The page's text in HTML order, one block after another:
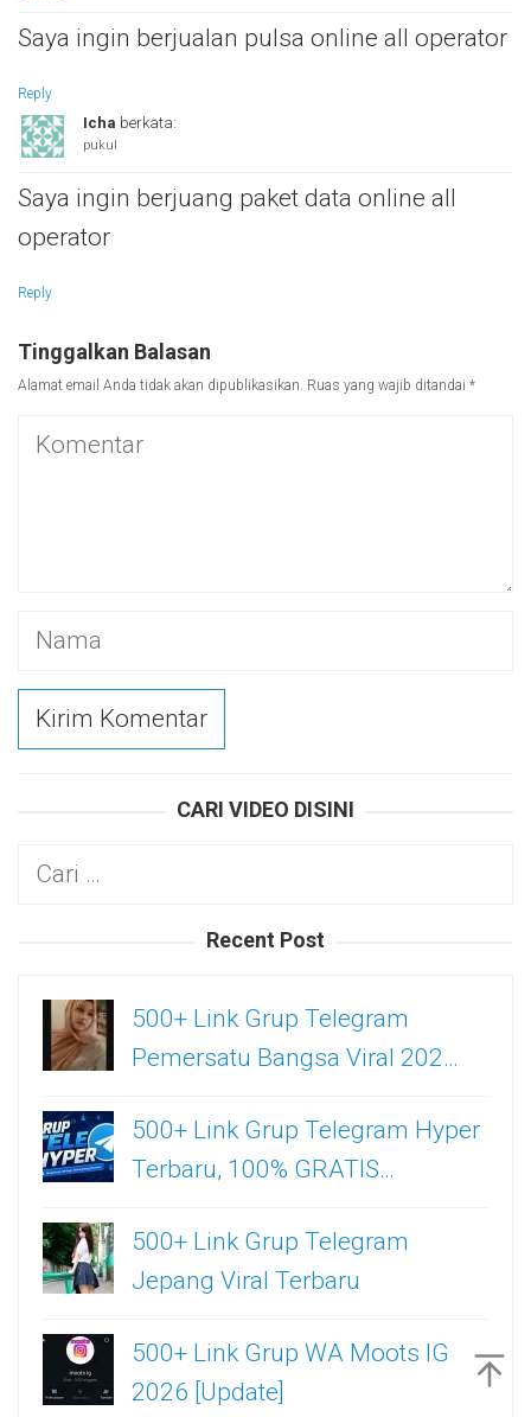
Saya ingin berjualan pulsa online all operator
Reply
Icha berkata:
pukul
Saya ingin berjuang paket data online all
operator
Reply
Tinggalkan Balasan
Alamat email Anda tidak akan dipublikasikan. Ruas yang wajib ditandai *
CARI VIDEO DISINI
Cari
Recent Post
500+ Link Grup Telegram
Pemersatu Bangsa Viral 202…
500+ Link Grup Telegram Hyper
Terbaru, 100% GRATIS…
500+ Link Grup Telegram
Jepang Viral Terbaru
500+ Link Grup WA Moots IG
2026 [Update]